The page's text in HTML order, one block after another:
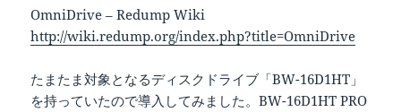
OmniDrive – Redump Wiki
http://wiki.redump.org/index.php?title=OmniDrive
たまたま対象となるディスクドライブ「BW-16D1HT」
を持っていたので導入してみました。BW-16D1HT PRO